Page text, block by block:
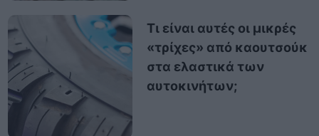
Τι είναι αυτές οι μικρές
«τρίχες» από καουτσούκ
στα ελαστικά των
αυτοκινήτων;